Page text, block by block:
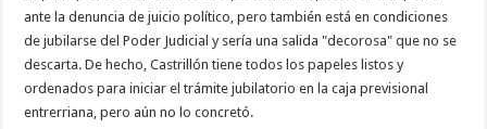
ante la denuncia de juicio político, pero también está en condiciones
de jubilarse del Poder Judicial y sería una salida "decorosa" que no se
descarta. De hecho, Castrillón tiene todos los papeles listos y
ordenados para iniciar el trámite jubilatorio en la caja previsional
entrerriana, pero aún no lo concretó.